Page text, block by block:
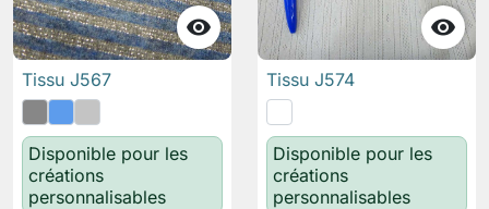

Tissu J567
Disponible pour les
créations
personnalisables

Tissu J574
Disponible pour les
créations
personnalisables